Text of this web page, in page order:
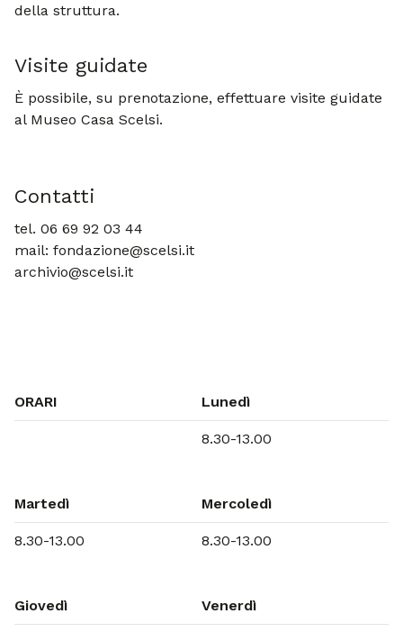
della struttura.
Visite guidate
È possibile, su prenotazione, effettuare visite guidate
al Museo Casa Scelsi.
Contatti
tel. 06 69 92 03 44
mail: fondazione@scelsi.it
archivio@scelsi.it
ORARI Lunedì
8.30-13.00
Martedì
8.30-13.00
Mercoledì
8.30-13.00
Giovedì Venerdì